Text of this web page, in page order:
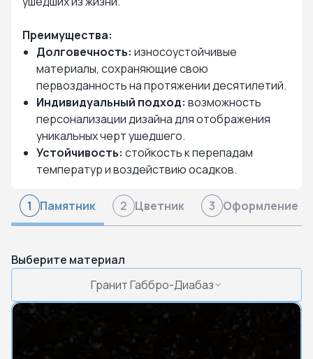
Преимущества:
Долговечность: износоустойчивые
материалы, сохраняющие свою
первозданность на протяжении десятилетий.
Индивидуальный подход: возможность
персонализации дизайна для отображения
уникальных черт ушедшего.
Устойчивость: стойкость к перепадам
температур и воздействию осадков.
1 Памятник 2 Цветник 3 Оформление
Выберите материал
Гранит Габбро-Диабаз